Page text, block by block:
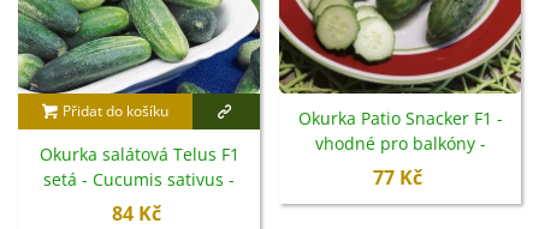
Přidat do košíku
Okurka salátová Telus F1
setá - Cucumis sativus -
semena - 4 ks
84 Kč
Okurka Patio Snacker F1 -
vhodné pro balkóny -
Cucumis sativus - semena -
77 Kč